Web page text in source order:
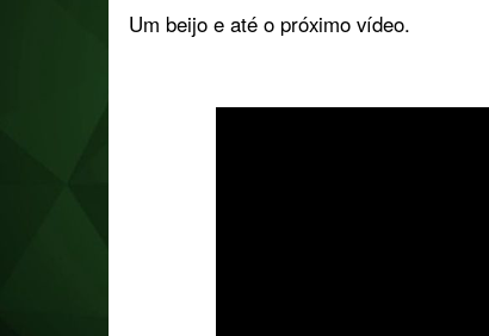
Um beijo e até o próximo vídeo.